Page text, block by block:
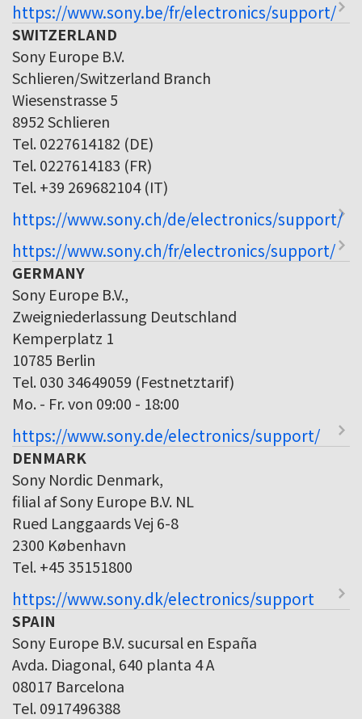
https://www.sony.be/fr/electronics/support/
SWITZERLAND
Sony Europe B.V.
Schlieren/Switzerland Branch
Wiesenstrasse 5
8952 Schlieren
Tel. 0227614182 (DE)
Tel. 0227614183 (FR)
Tel. +39 269682104 (IT)
https://www.sony.ch/de/electronics/support/
https://www.sony.ch/fr/electronics/support/
GERMANY
Sony Europe B.V.,
Zweigniederlassung Deutschland
Kemperplatz 1
10785 Berlin
Tel. 030 34649059 (Festnetztarif)
Mo. - Fr. von 09:00 - 18:00
https://www.sony.de/electronics/support/
DENMARK
Sony Nordic Denmark,
filial af Sony Europe B.V. NL
Rued Langgaards Vej 6-8
2300 København
Tel. +45 35151800
https://www.sony.dk/electronics/support
SPAIN
Sony Europe B.V. sucursal en España
Avda. Diagonal, 640 planta 4 A
08017 Barcelona
Tel. 0917496388